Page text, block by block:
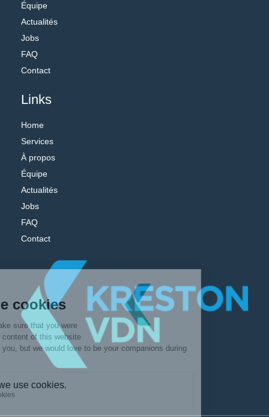
Équipe
Actualités
Jobs
FAQ
Contact
Links
Home
Services
À propos
Équipe
Actualités
Jobs
FAQ
Contact